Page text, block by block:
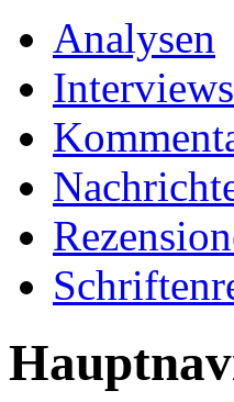
Analysen
Interviews